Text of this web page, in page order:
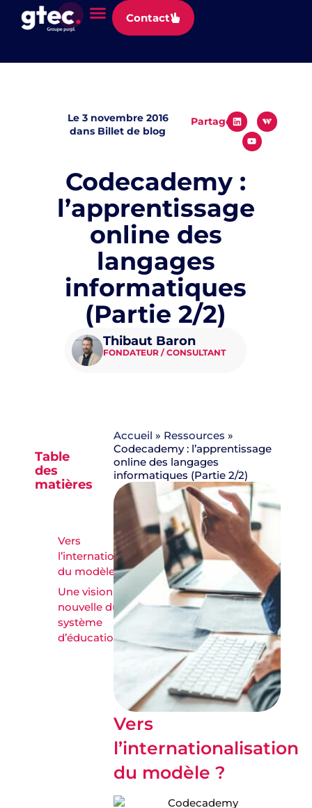
Panneau de gestion des cookies
Contact
Le 3 novembre 2016
dans Billet de blog
Partager
Codecademy :
l’apprentissage
online des
langages
informatiques
(Partie 2/2)
Thibaut Baron
FONDATEUR / CONSULTANT
Table
des
matières
Vers
l’internationalisation
du modèle ?
Une vision
nouvelle du
système
d’éducation
Accueil » Ressources »
Codecademy : l’apprentissage
online des langages
informatiques (Partie 2/2)
Vers
l’internationalisation
du modèle ?